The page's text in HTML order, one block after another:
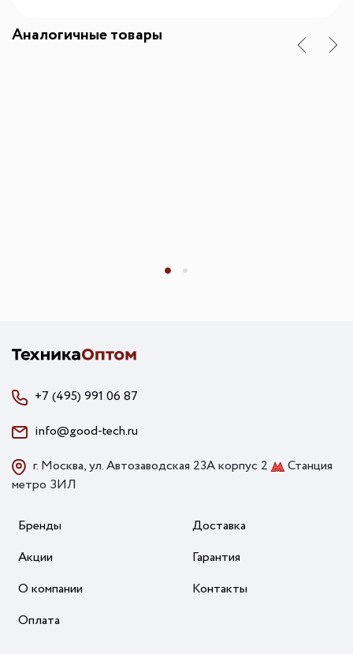
Аналогичные товары
+7 (495) 991 06 87
info@good-tech.ru
г. Москва, ул. Автозаводская 23А корпус 2
Станция
метро ЗИЛ
Бренды
Акции
О компании
Оплата
Доставка
Гарантия
Контакты